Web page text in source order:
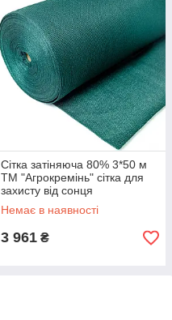
Сітка затіняюча 80% 3*50 м
ТМ "Агрокремінь" сітка для
захисту від сонця
Немає в наявності
3 961 ₴